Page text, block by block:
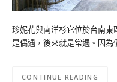
珍妮花與南洋杉它位於台南
是偶遇，後來就是常遇。因
CONTINUE READING